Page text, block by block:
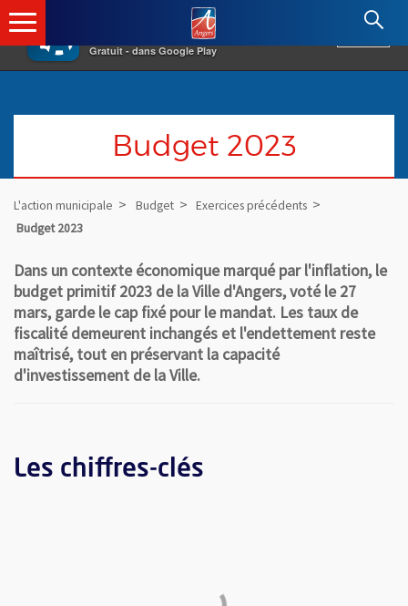
×
Gratuit - dans Google Play
Angers.fr : Retour à l'accueil
Budget 2023
L'action municipale Budget
Exercices précédents
Budget 2023
Dans un contexte économique marqué par l'inflation, le
budget primitif 2023 de la Ville d'Angers, voté le 27
mars, garde le cap fixé pour le mandat. Les taux de
fiscalité demeurent inchangés et l'endettement reste
maîtrisé, tout en préservant la capacité
d'investissement de la Ville.
Les chiffres-clés